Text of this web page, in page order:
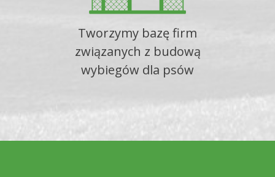
Tworzymy bazę firm
związanych z budową
wybiegów dla psów